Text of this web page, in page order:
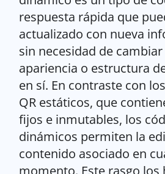
respuesta rápida que
actualizado con nueva
sin necesidad de cambiar
apariencia o estructura
en sí. En contraste con
QR estáticos, que
fijos e inmutables, los
dinámicos permiten la
contenido asociado en
momento. Este rasgo los